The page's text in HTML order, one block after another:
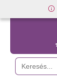
Search
for: